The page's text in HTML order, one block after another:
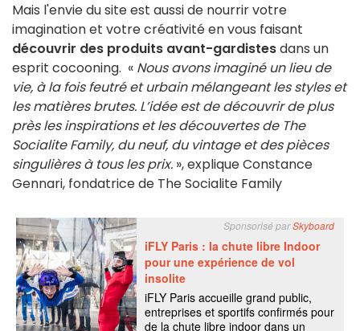
Mais l'envie du site est aussi de nourrir votre
imagination et votre créativité en vous faisant
découvrir des produits avant-gardistesdans un
esprit cocooning. « Nous avons imaginé un lieu de
vie, à la fois feutré et urbain mélangeant les styles et
les matières brutes. L’idée est de découvrir de plus
près les inspirations et les découvertes de The
Socialite Family, du neuf, du vintage et des pièces
singulières à tous les prix. », explique Constance
Gennari, fondatrice de The Socialite Family